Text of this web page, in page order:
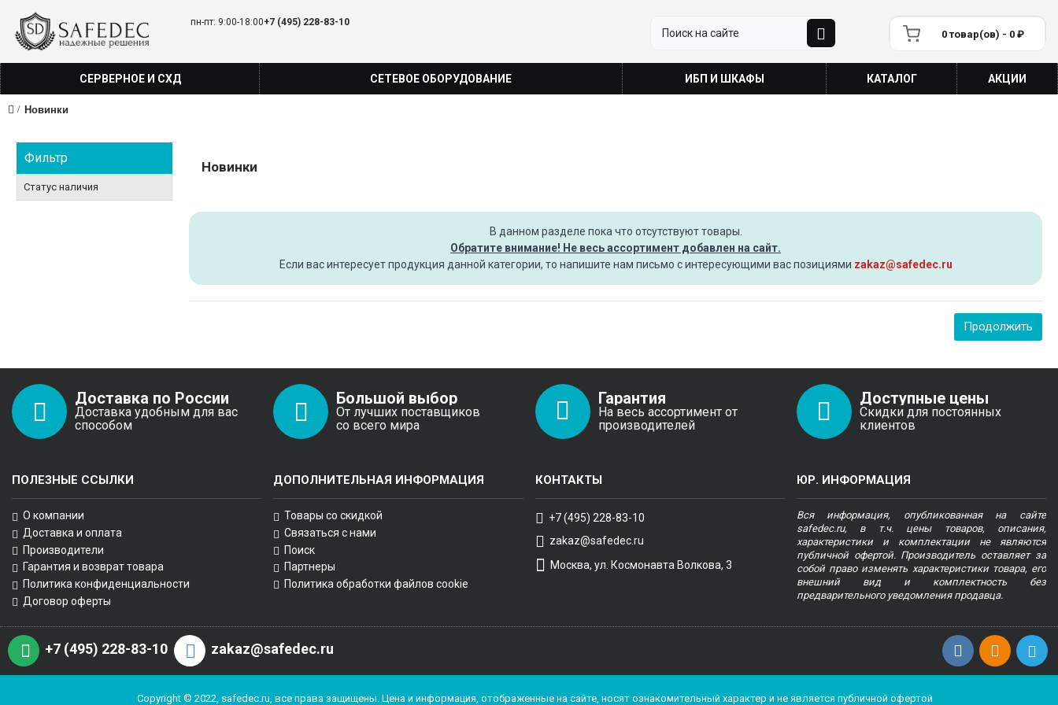
пн-пт: 9:00-18:00+7 (495) 228-83-10
0 товар(ов) - 0 ₽
СЕРВЕРНОЕ И СХД СЕТЕВОЕ ОБОРУДОВАНИЕ ИБП И ШКАФЫ КАТАЛОГ АКЦИИ
Новинки
Фильтр
Статус наличия
Новинки
В данном разделе пока что отсутствуют товары.
Обратите внимание! Не весь ассортимент добавлен на сайт.
Если вас интересует продукция данной категории, то напишите нам письмо с интересующими вас позициями zakaz@safedec.ru
Продолжить
Доставка по России
Доставка удобным для вас
способом
Большой выбор
От лучших поставщиков
со всего мира
Гарантия
На весь ассортимент от
производителей
Доступные цены
Скидки для постоянных
клиентов
ПОЛЕЗНЫЕ ССЫЛКИ
О компании
Доставка и оплата
Производители
Гарантия и возврат товара
Политика конфиденциальности
Договор оферты
ДОПОЛНИТЕЛЬНАЯ ИНФОРМАЦИЯ
Товары со скидкой
Связаться с нами
Поиск
Партнеры
Политика обработки файлов cookie
КОНТАКТЫ
+7 (495) 228-83-10
zakaz@safedec.ru
Москва, ул. Космонавта Волкова, 3
ЮР. ИНФОРМАЦИЯ
Вся информация, опубликованная на сайте
safedec.ru, в т.ч. цены товаров, описания,
характеристики и комплектации не являются
публичной офертой. Производитель оставляет за
собой право изменять характеристики товара, его
внешний вид и комплектность без
предварительного уведомления продавца.
+7 (495) 228-83-10 zakaz@safedec.ru
Copyright © 2022, safedec.ru, все права защищены. Цена и информация, отображенные на сайте, носят ознакомительный характер и не является публичной офертой